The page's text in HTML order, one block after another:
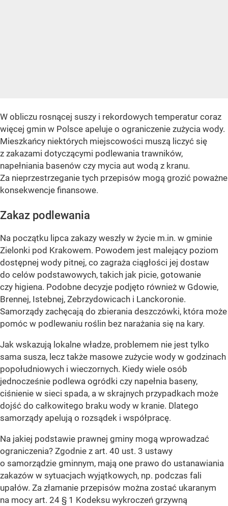
W obliczu rosnącej suszy i rekordowych temperatur coraz
więcej gmin w Polsce apeluje o ograniczenie zużycia wody.
Mieszkańcy niektórych miejscowości muszą liczyć się
z zakazami dotyczącymi podlewania trawników,
napełniania basenów czy mycia aut wodą z kranu.
Za nieprzestrzeganie tych przepisów mogą grozić poważne
konsekwencje finansowe.
Zakaz podlewania
Na początku lipca zakazy weszły w życie m.in. w gminie
Zielonki pod Krakowem. Powodem jest malejący poziom
dostępnej wody pitnej, co zagraża ciągłości jej dostaw
do celów podstawowych, takich jak picie, gotowanie
czy higiena. Podobne decyzje podjęto również w Gdowie,
Brennej, Istebnej, Zebrzydowicach i Lanckoronie.
Samorządy zachęcają do zbierania deszczówki, która może
pomóc w podlewaniu roślin bez narażania się na kary.
Jak wskazują lokalne władze, problemem nie jest tylko
sama susza, lecz także masowe zużycie wody w godzinach
popołudniowych i wieczornych. Kiedy wiele osób
jednocześnie podlewa ogródki czy napełnia baseny,
ciśnienie w sieci spada, a w skrajnych przypadkach może
dojść do całkowitego braku wody w kranie. Dlatego
samorządy apelują o rozsądek i współpracę.
Na jakiej podstawie prawnej gminy mogą wprowadzać
ograniczenia? Zgodnie z art. 40 ust. 3 ustawy
o samorządzie gminnym, mają one prawo do ustanawiania
zakazów w sytuacjach wyjątkowych, np. podczas fali
upałów. Za złamanie przepisów można zostać ukaranym
na mocy art. 24 § 1 Kodeksu wykroczeń grzywną